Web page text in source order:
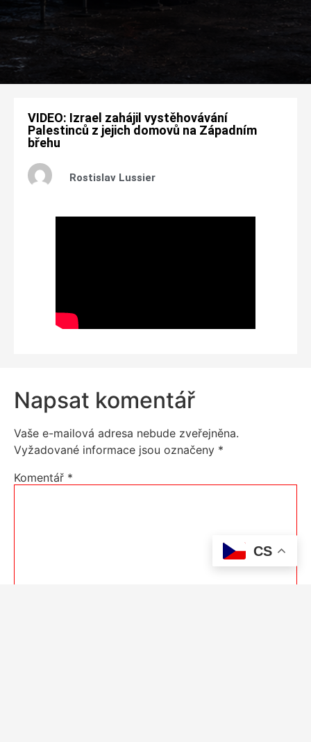
VIDEO: Izrael zahájil vystěhovávání
Palestinců z jejich domovů na Západním
břehu
Rostislav Lussier
Napsat komentář
Vaše e-mailová adresa nebude zveřejněna.
Vyžadované informace jsou označeny *
Komentář *
CS